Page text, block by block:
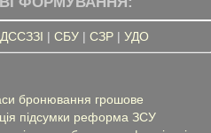
ДССЗЗІ | СБУ| СЗР| УДО
бронювання грошове
підсумки реформа ЗСУ